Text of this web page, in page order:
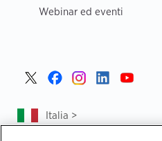
Webinar ed eventi
Italia >